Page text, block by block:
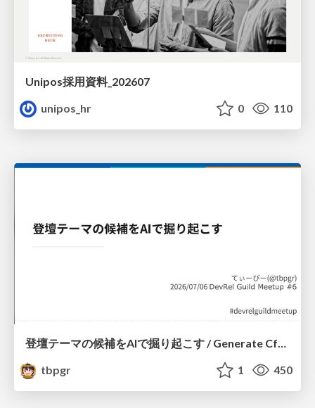
Unipos採用資料_202607
unipos_hr
0 110
登壇テーマの候補をAIで掘り起こす / Generate CfP Ideas via-AI
tbpgr
1 450